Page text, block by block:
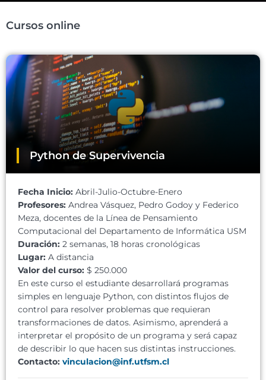
Cursos online
Python de Supervivencia
Fecha Inicio: Abril-Julio-Octubre-Enero
Profesores: Andrea Vásquez, Pedro Godoy y Federico
Meza, docentes de la Línea de Pensamiento
Computacional del Departamento de Informática USM
Duración: 2 semanas, 18 horas cronológicas
Lugar: A distancia
Valor del curso: $ 250.000
En este curso el estudiante desarrollará programas
simples en lenguaje Python, con distintos flujos de
control para resolver problemas que requieran
transformaciones de datos. Asimismo, aprenderá a
interpretar el propósito de un programa y será capaz
de describir lo que hacen sus distintas instrucciones.
Contacto: vinculacion@inf.utfsm.cl